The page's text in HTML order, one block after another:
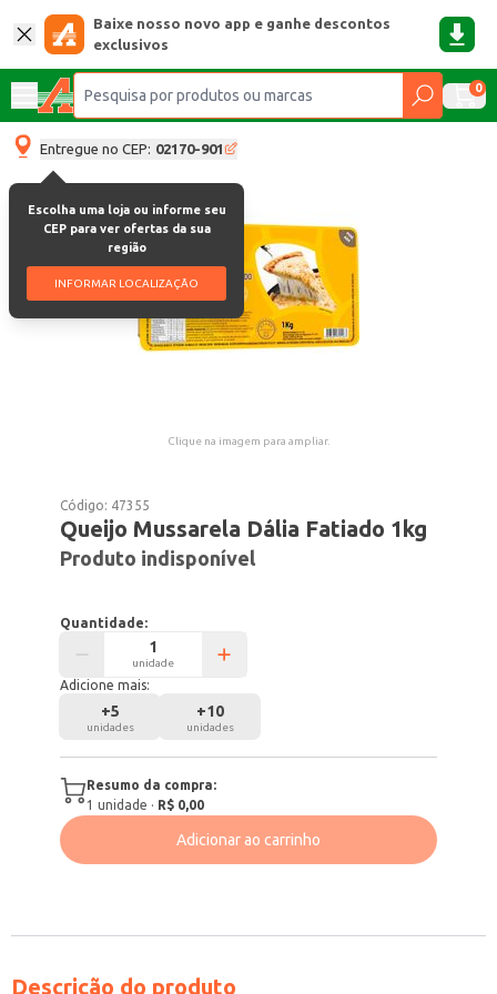
Baixe nosso novo app e ganhe descontos
exclusivos
0
Entregue no CEP: 02170-901
Escolha uma loja ou informe seu
CEP para ver ofertas da sua
região
INFORMAR LOCALIZAÇÃO
Clique na imagem para ampliar.
Código: 47355
Queijo Mussarela Dália Fatiado 1kg
Produto indisponível
Quantidade:
unidade
Adicione mais:
+5
unidades
+10
unidades
Resumo da compra:
1 unidade · R$ 0,00
Adicionar ao carrinho
Descrição do produto